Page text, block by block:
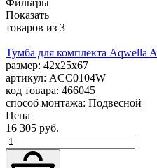
Показать
товаров из 3
Тумба для комплекта Aqwella
размер: 42x25x67
артикул: ACC0104W
код товара: 466045
способ монтажа: Подвесной
Цена
16 305 руб.